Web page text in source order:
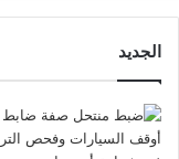
الجديد